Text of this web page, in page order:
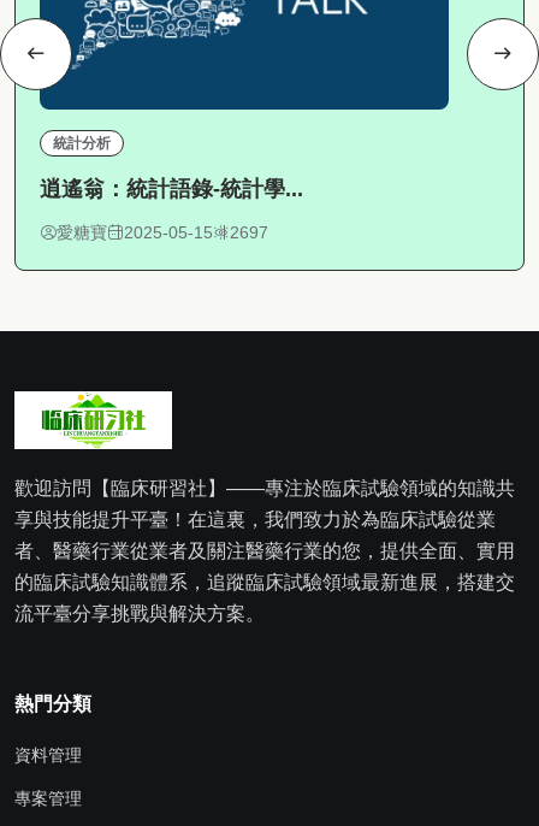
統計分析
逍遙翁：統計語錄-統計學...
愛糖寶 2025-05-15 2697
歡迎訪問【臨床研習社】——專注於臨床試驗領域的知識共
享與技能提升平臺！在這裏，我們致力於為臨床試驗從業
者、醫藥行業從業者及關注醫藥行業的您，提供全面、實用
的臨床試驗知識體系，追蹤臨床試驗領域最新進展，搭建交
流平臺分享挑戰與解決方案。
熱門分類
資料管理
專案管理